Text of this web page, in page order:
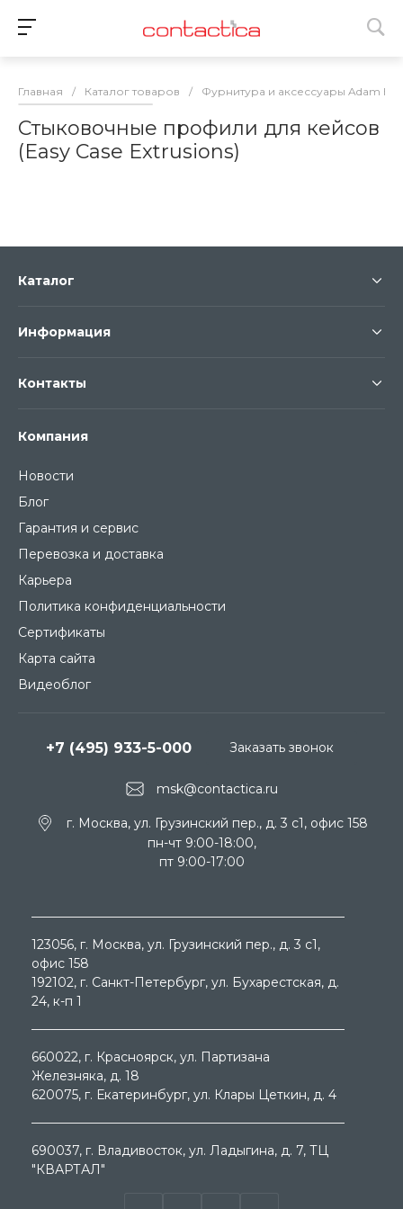
Главная / Каталог товаров / Фурнитура и аксессуары Adam Hall
Стыковочные профили для кейсов
(Easy Case Extrusions)
Компания
Новости
Блог
Гарантия и сервис
Перевозка и доставка
Карьера
Политика конфиденциальности
Сертификаты
Карта сайта
Видеоблог
Каталог
Информация
Контакты
msk@contactica.ru
+7 (495) 933-5-000
г. Москва, ул. Грузинский пер., д. 3 c1, офис 158
пн-чт 9:00-18:00,
пт 9:00-17:00
Заказать звонок
123056, г. Москва, ул. Грузинский пер., д. 3 c1,
офис 158
192102, г. Санкт-Петербург, ул. Бухарестская, д.
24, к-п 1
660022, г. Красноярск, ул. Партизана
Железняка, д. 18
620075, г. Екатеринбург, ул. Клары Цеткин, д. 4
690037, г. Владивосток, ул. Ладыгина, д. 7, ТЦ
"КВАРТАЛ"